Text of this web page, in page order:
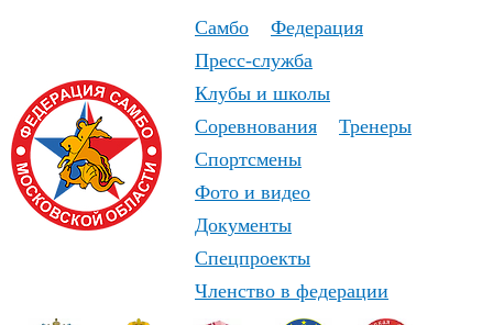
Самбо
Федерация
Пресс-служба
Клубы и школы
Соревнования
Тренеры
Спортсмены
Фото и видео
Документы
Спецпроекты
Членство в федерации